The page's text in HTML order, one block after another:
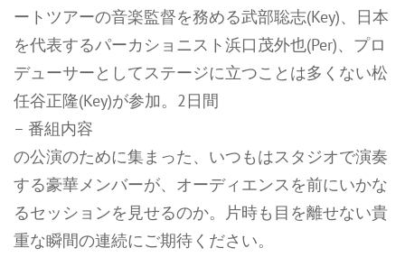
ートツアーの音楽監督を務める武部聡志(Key)、日本
を代表するパーカショニスト浜口茂外也(Per)、プロ
デューサーとしてステージに立つことは多くない松
任谷正隆(Key)が参加。2日間
– 番組内容
の公演のために集まった、いつもはスタジオで演奏
する豪華メンバーが、オーディエンスを前にいかな
るセッションを見せるのか。片時も目を離せない貴
重な瞬間の連続にご期待ください。